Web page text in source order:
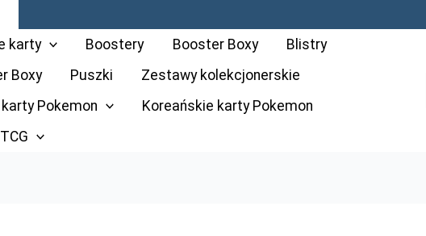
karty Boostery Booster Boxy
Blistry
Boxy
Puszki
Zestawy kolekcjonerskie
Pokemon
Koreańskie karty Pokemon
Karta
Pokémon:
Mega
-